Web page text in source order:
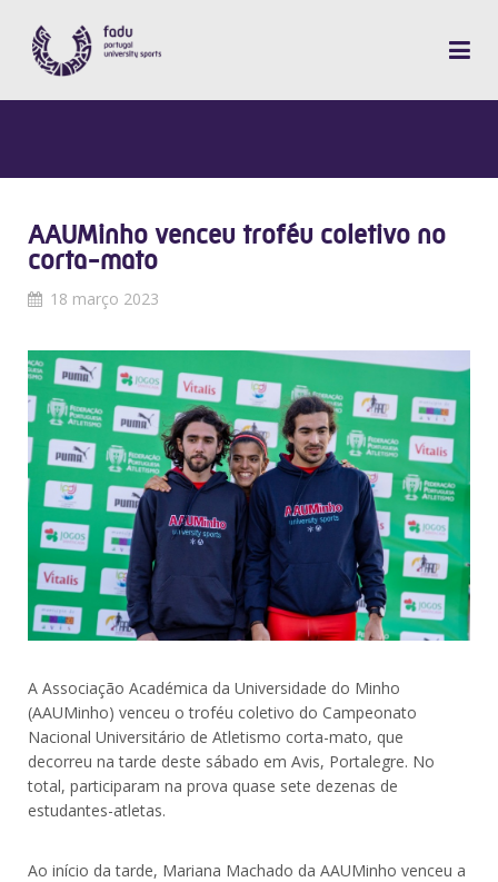
AAUMinho venceu troféu coletivo no
corta-mato
18 março 2023
A Associação Académica da Universidade do Minho
(AAUMinho) venceu o troféu coletivo do Campeonato
Nacional Universitário de Atletismo corta-mato, que
decorreu na tarde deste sábado em Avis, Portalegre. No
total, participaram na prova quase sete dezenas de
estudantes-atletas.
Ao início da tarde, Mariana Machado da AAUMinho venceu a